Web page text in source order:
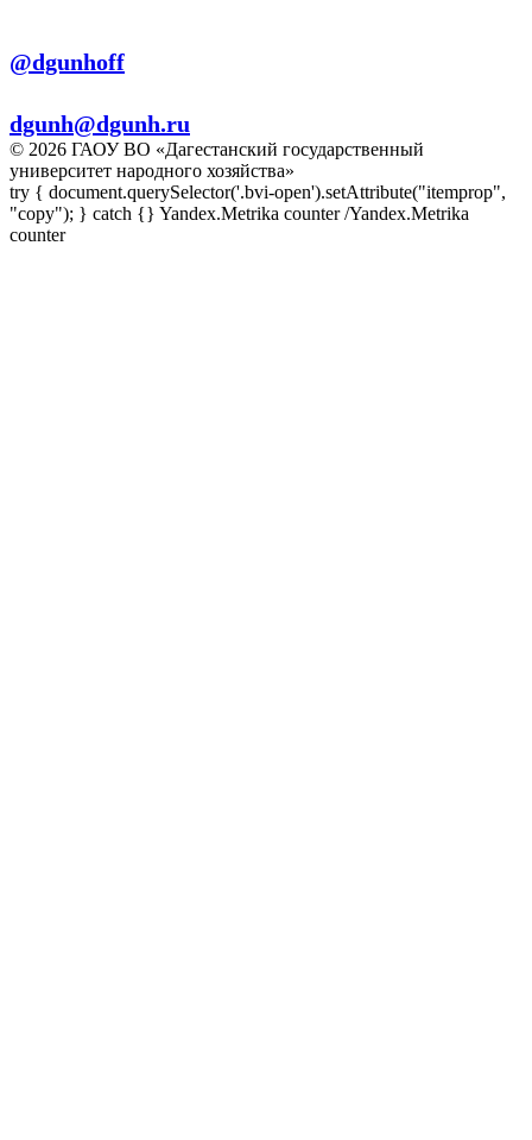
@dgunhoff
dgunh@dgunh.ru
© 2026 ГАОУ ВО «Дагестанский государственный
университет народного хозяйства»
try { document.querySelector('.bvi-open').setAttribute("itemprop",
"copy"); } catch {} Yandex.Metrika counter/Yandex.Metrika
counter